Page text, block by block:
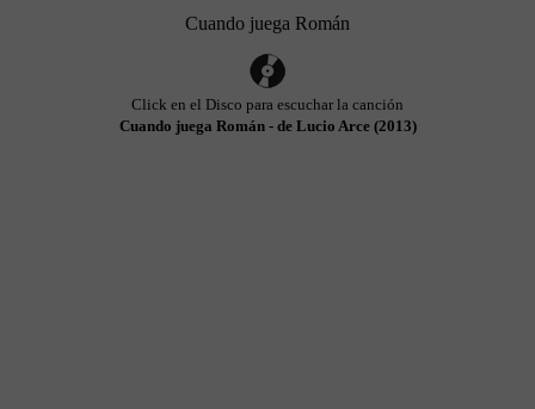
Cuando juega Román
Click en el Disco para escuchar la canción
Cuando juega Román - de Lucio Arce (2013)